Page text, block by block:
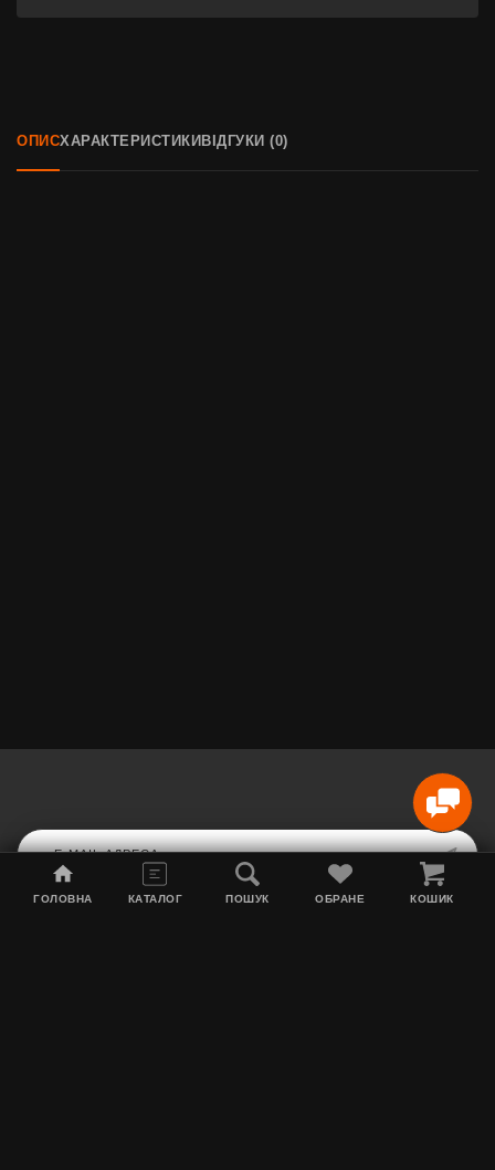
ОПИСХАРАКТЕРИСТИКИ ВІДГУКИ (0)
ГОЛОВНА КАТАЛОГ ПОШУК ОБРАНЕ КОШИК